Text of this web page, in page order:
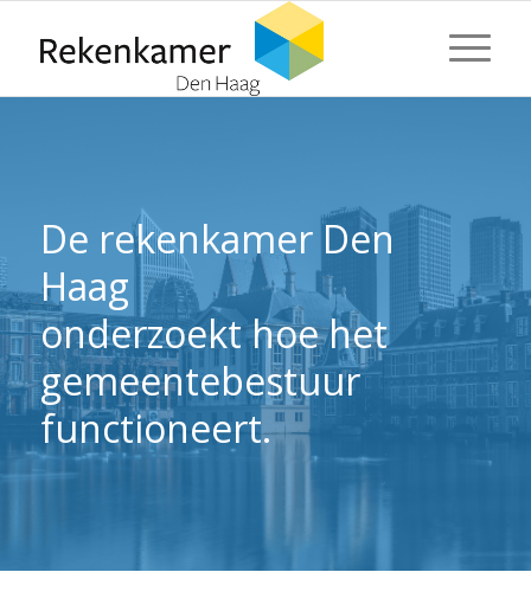
⬇ Blok overslaan
De rekenkamer Den
Haag
onderzoekt hoe het
gemeentebestuur
functioneert.